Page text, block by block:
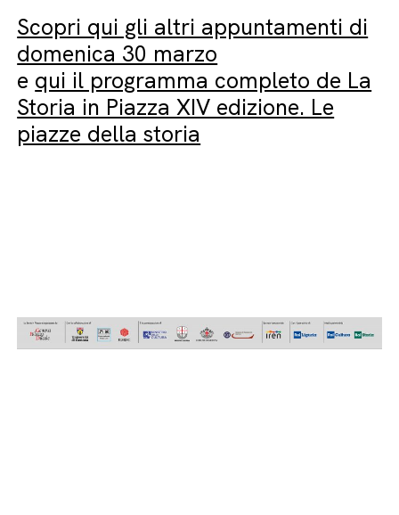
Scopri qui gli altri appuntamenti di
domenica 30 marzo
e qui il programma completo de La
Storia in Piazza XIV edizione. Le
piazze della storia